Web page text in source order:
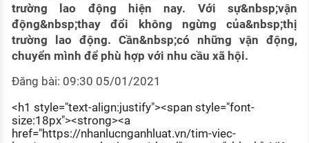
Danh sách nhà tuyển dụng
Nhà tuyển dụng hàng đầu
Mẫu CV hiện đại
Thuế thu nhập
Hồ sơ biểu mẫu
Chính sách lao động
Tử vi nghề nghiệp
trường lao động hiện nay. Với sự&nbsp;vận
động&nbsp;thay đổi không ngừng của&nbsp;thị
trường lao động. Cần&nbsp;có những vận động,
chuyển mình để phù hợp với nhu cầu xã hội.
Đăng bài: 09:30 05/01/2021
<h1 style="text-align:justify"><span style="font-
size:18px"><strong><a
href="https://nhanlucnganhluat.vn/tim-viec-